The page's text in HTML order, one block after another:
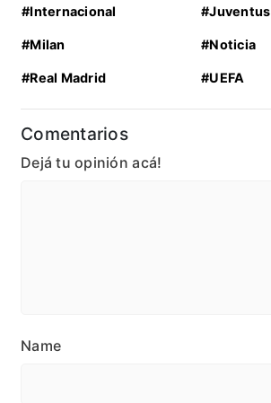
#Internacional #Juventus
#Milan #Noticia
#Real Madrid #UEFA
Comentarios
Dejá tu opinión acá!
Name